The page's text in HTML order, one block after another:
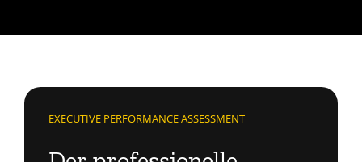
EXECUTIVE PERFORMANCE ASSESSMENT